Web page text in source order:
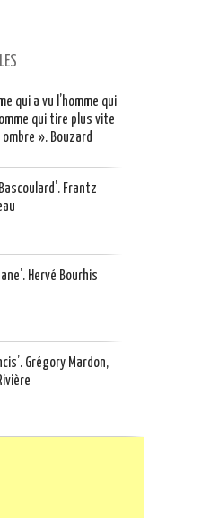
qui a vu l’homme qui
qui tire plus vite
ombre ». Bouzard
Bascoulard’. Frantz
Hervé Bourhis
Grégory Mardon,